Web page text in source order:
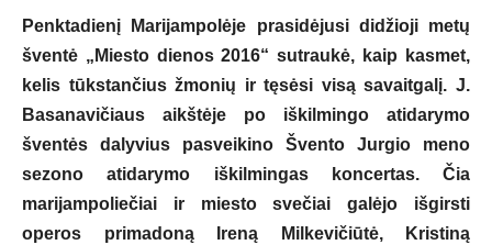
Penktadienį Marijampolėje prasidėjusi didžioji metų
šventė „Miesto dienos 2016“ sutraukė, kaip kasmet,
kelis tūkstančius žmonių ir tęsėsi visą savaitgalį. J.
Basanavičiaus aikštėje po iškilmingo atidarymo
šventės dalyvius pasveikino Švento Jurgio meno
sezono atidarymo iškilmingas koncertas. Čia
marijampoliečiai ir miesto svečiai galėjo išgirsti
operos primadoną Ireną Milkevičiūtė, Kristiną